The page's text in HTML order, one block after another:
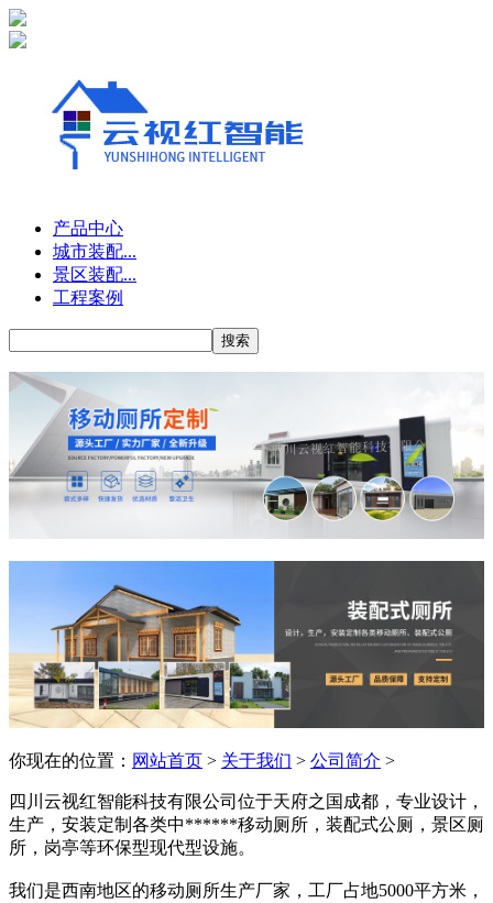
产品中心
城市装配...
景区装配...
工程案例
你现在的位置： 网站首页 > 关于我们 > 公司简介 >
四川云视红智能科技有限公司位于天府之国成都，专业设计，
生产，安装定制各类中******移动厕所，装配式公厕，景区厕
所，岗亭等环保型现代型设施。
我们是西南地区的移动厕所生产厂家，工厂占地5000平方米，